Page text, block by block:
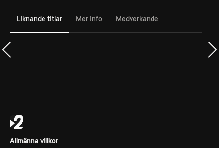
Liknande titlar Mer info Medverkande
Allmänna villkor